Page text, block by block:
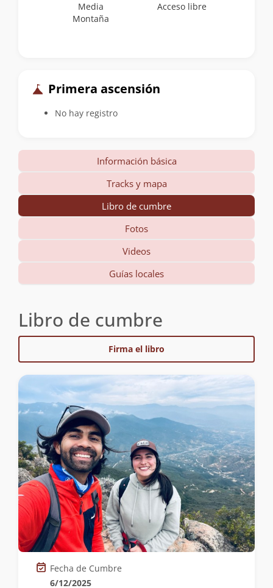
Media
Montaña
Acceso libre
Primera ascensión
No hay registro
Información básica
Tracks y mapa
Libro de cumbre
Fotos
Videos
Guías locales
Libro de cumbre
Firma el libro
Fecha de Cumbre
6/12/2025